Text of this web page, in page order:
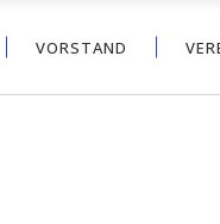
VORSTAND